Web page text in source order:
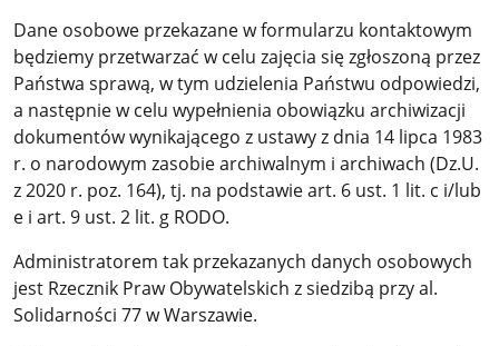
Dane osobowe przekazane w formularzu kontaktowym
będziemy przetwarzać w celu zajęcia się zgłoszoną przez
Państwa sprawą, w tym udzielenia Państwu odpowiedzi,
a następnie w celu wypełnienia obowiązku archiwizacji
dokumentów wynikającego z ustawy z dnia 14 lipca 1983
r. o narodowym zasobie archiwalnym i archiwach (Dz.U.
z 2020 r. poz. 164), tj. na podstawie art. 6 ust. 1 lit. c i/lub
e i art. 9 ust. 2 lit. g RODO.
Administratorem tak przekazanych danych osobowych
jest Rzecznik Praw Obywatelskich z siedzibą przy al.
Solidarności 77 w Warszawie.